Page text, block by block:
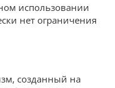
использовании
нет ограничения
созданный на